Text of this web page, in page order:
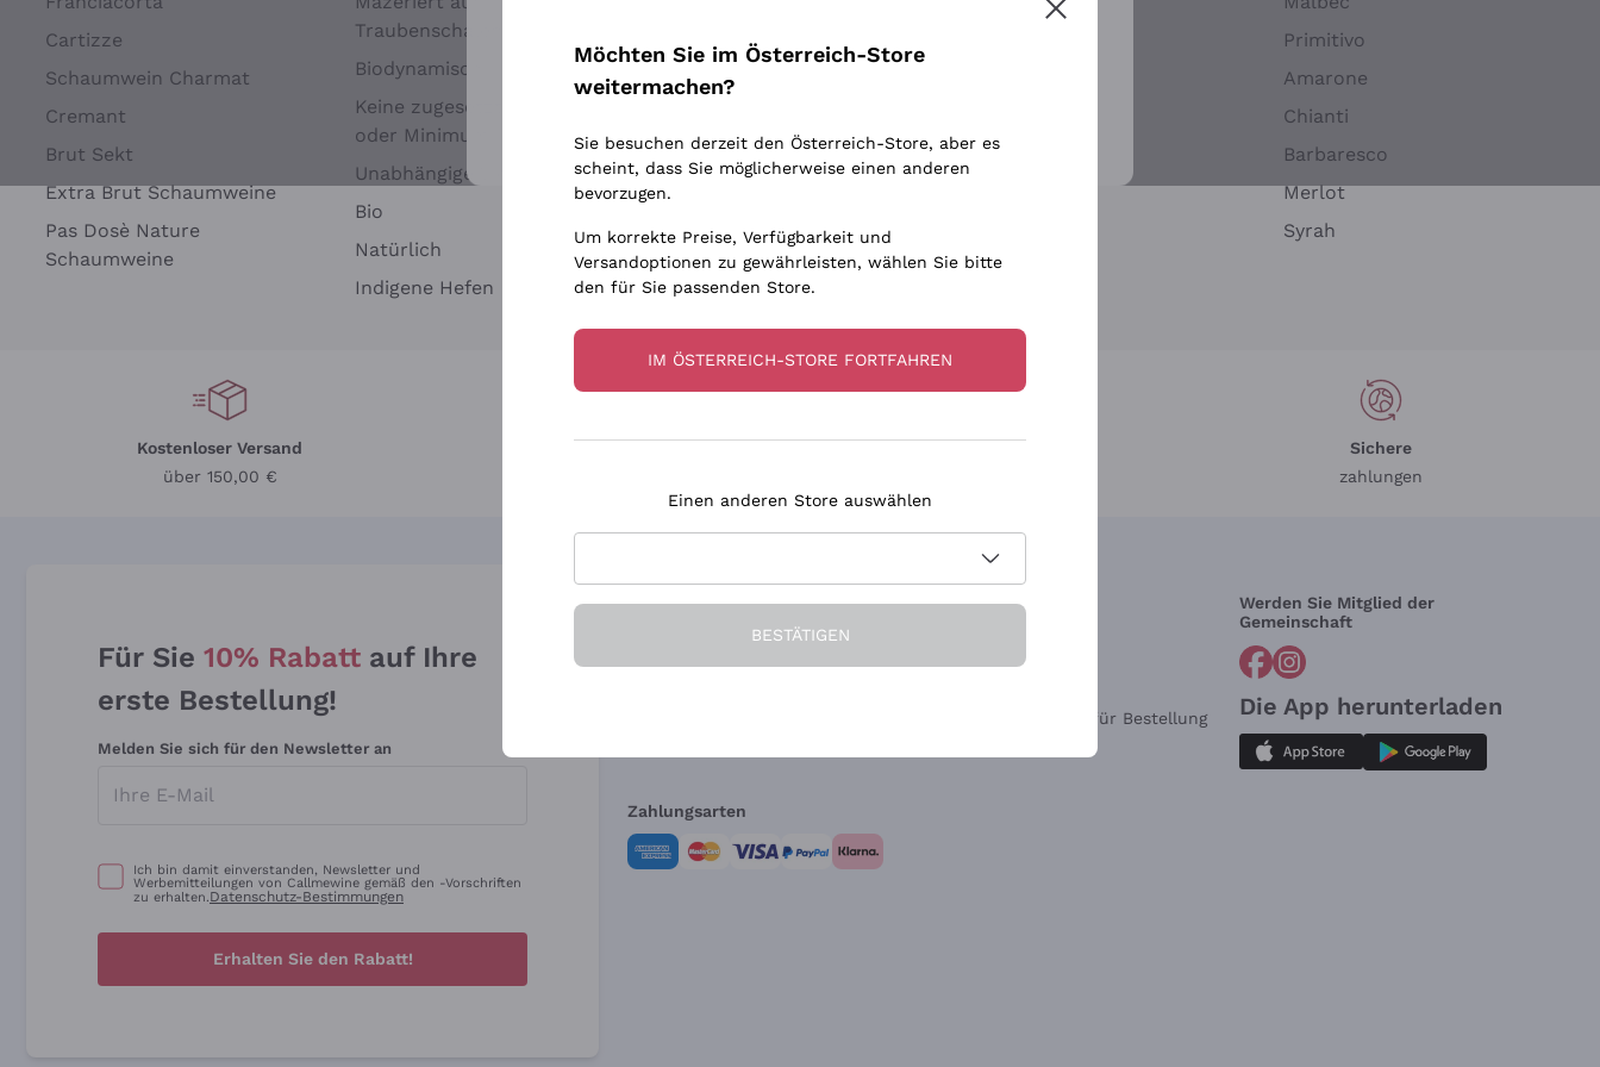
Cartizze
Schaumwein Charmat
Cremant
Brut Sekt
Extra Brut Schaumweine
Pas Dosè Nature
Schaumweine
Traubenschalen
Biodynamisch
Keine zugesetzten Sulfite
oder Minimum
Unabhängige Weinbauern
Bio
Natürlich
Indigene Hefen
Occhipinti Arianna
Biondi Santi
Argiolas
Zenato
Ca' dei Frati
Chardonnay
Primitivo
Amarone
Chianti
Barbaresco
Merlot
Syrah
Kostenloser Versand
über 150,00 €
Sichere
zahlungen
Für Sie 10% Rabatt auf Ihre
erste Bestellung!
Melden Sie sich für den Newsletter an
Ich bin damit einverstanden, Newsletter und
Werbemitteilungen von Callmewine gemäß den -Vorschriften
zu erhalten.Datenschutz-Bestimmungen
Erhalten Sie den Rabatt!
Die Firma Brauchen Sie Hilfe?
Widerrufsformular für Bestellung
Werden Sie Mitglied der
Gemeinschaft
Die App herunterladen
Zahlungsarten
Weitere Informationen finden Sie in unserem Datenschutz-Bestimmungen
Möchten Sie im Österreich-Store
weitermachen?
Sie besuchen derzeit den Österreich-Store, aber es
scheint, dass Sie möglicherweise einen anderen
bevorzugen.
Um korrekte Preise, Verfügbarkeit und
Versandoptionen zu gewährleisten, wählen Sie bitte
den für Sie passenden Store.
IM ÖSTERREICH-STORE FORTFAHREN
Einen anderen Store auswählen
BESTÄTIGEN